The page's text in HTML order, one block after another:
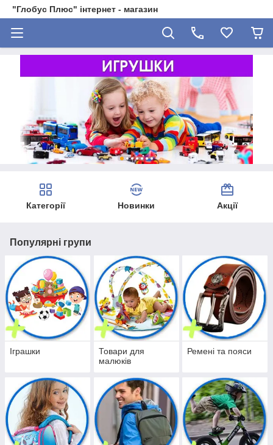
"Глобус Плюс" інтернет - магазин
Категорії Новинки Акції
Популярні групи
Іграшки
Товари для
малюків
Ремені та пояси